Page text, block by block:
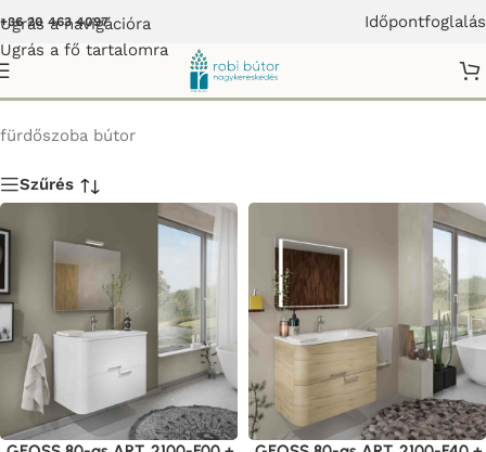
Ugrás a navigációra
Ugrás a fő tartalomra
+36 20 463 4097 Időpontfoglalás
GEOSS Fürdőszoba bútor
fürdőszoba bútor
Szűrés